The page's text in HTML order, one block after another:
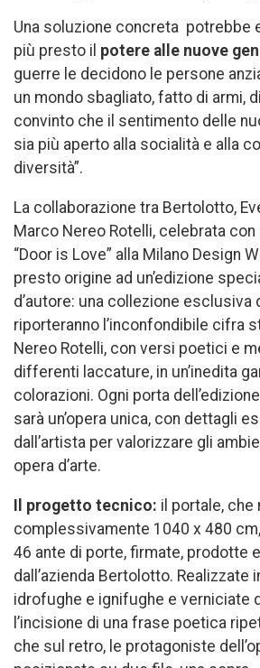
Una soluzione concreta potrebbe
più presto il potere alle nuove
guerre le decidono le persone
un mondo sbagliato, fatto di armi,
convinto che il sentimento delle
sia più aperto alla socialità e alla
diversità”.
La collaborazione tra Bertolotto,
Marco Nereo Rotelli, celebrata con
“Door is Love” alla Milano Design
presto origine ad un’edizione
d’autore: una collezione esclusiva
riporteranno l’inconfondibile cifra
Nereo Rotelli, con versi poetici e
differenti laccature, in un’inedita
colorazioni. Ogni porta
sarà un’opera unica, con dettagli
dall’artista per valorizzare gli
opera d’arte.
Il progetto tecnico: il portale, che
complessivamente 1040 x 480
46 ante di porte, firmate, prodotte
dall’azienda Bertolotto. Realizzate
idrofughe e ignifughe e verniciate
l’incisione di una frase poetica
che sul retro, le protagoniste